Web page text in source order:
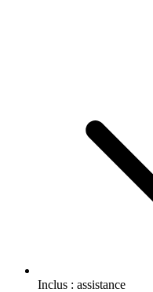
Inclus : assistance